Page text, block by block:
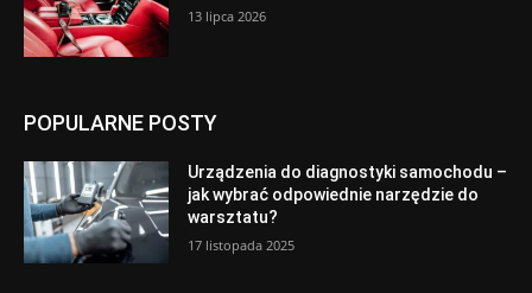
13 lipca 2026
POPULARNE POSTY
Urządzenia do diagnostyki samochodu –
jak wybrać odpowiednie narzędzie do
warsztatu?
17 listopada 2025